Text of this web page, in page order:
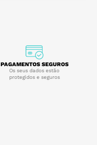
PAGAMENTOS SEGUROS
Os seus dados estão
protegidos e seguros